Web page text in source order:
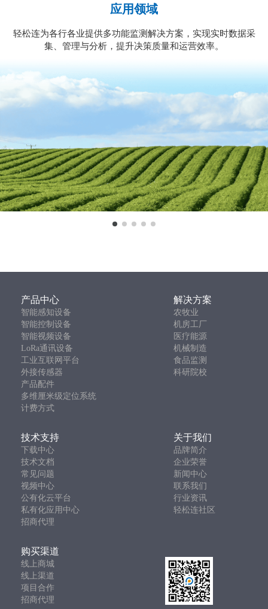
应用领域
轻松连为各行各业提供多功能监测解决方案，实现实时数据采
集、管理与分析，提升决策质量和运营效率。
产品中心 解决方案
智能感知设备
农牧业
智能控制设备
机房工厂
智能视频设备
医疗能源
LoRa通讯设备
机械制造
工业互联网平台
食品监测
外接传感器
科研院校
产品配件
多维厘米级定位系统
计费方式
技术支持 关于我们
下载中心
品牌简介
技术文档
企业荣誉
常见问题
新闻中心
视频中心
联系我们
公有化云平台
行业资讯
私有化应用中心
轻松连社区
招商代理
购买渠道
线上商城
线上渠道
项目合作
招商代理